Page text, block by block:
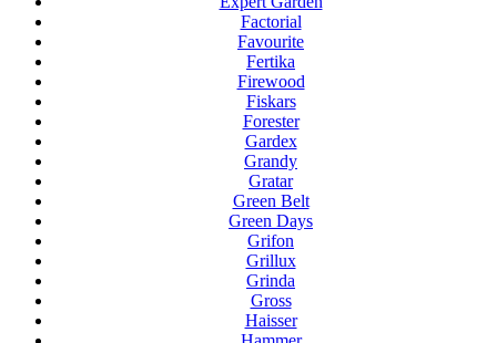
Factorial
Favourite
Fertika
Firewood
Fiskars
Forester
Gardex
Grandy
Gratar
Green Belt
Green Days
Grifon
Grillux
Grinda
Gross
Haisser